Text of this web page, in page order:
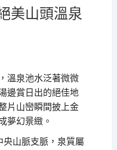
美山頭溫泉
溫泉池水泛著微微
邊賞日出的絕佳地
片山巒瞬間披上金
夢幻景緻。
央山脈支脈，泉質屬